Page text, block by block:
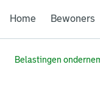
Home Bewoners
Belastingen